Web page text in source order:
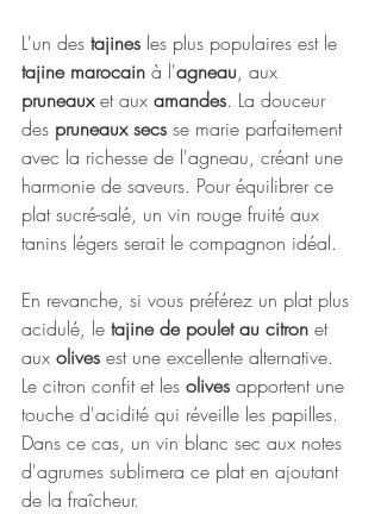
L'un des tajines les plus populaires est le
tajine marocain à l'agneau, aux
pruneaux et aux amandes. La douceur
des pruneaux secs se marie parfaitement
avec la richesse de l'agneau, créant une
harmonie de saveurs. Pour équilibrer ce
plat sucré-salé, un vin rouge fruité aux
tanins légers serait le compagnon idéal.
En revanche, si vous préférez un plat plus
acidulé, le tajine de poulet au citron et
aux olives est une excellente alternative.
Le citron confit et les olives apportent une
touche d'acidité qui réveille les papilles.
Dans ce cas, un vin blanc sec aux notes
d'agrumes sublimera ce plat en ajoutant
de la fraîcheur.